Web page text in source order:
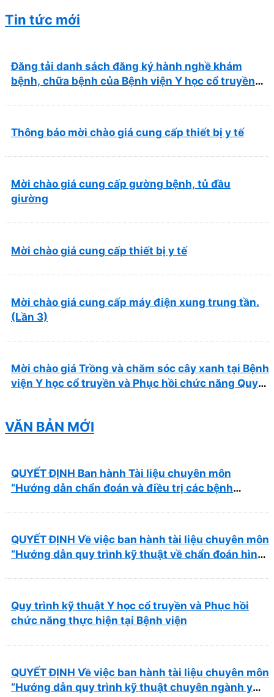
Tin tức mới
Đăng tải danh sách đăng ký hành nghề khám
bệnh, chữa bệnh của Bệnh viện Y học cổ truyền
Thông báo mời chào giá cung cấp thiết bị y tế
Mời chào giá cung cấp gường bệnh, tủ đầu
giường
Mời chào giá cung cấp thiết bị y tế
Mời chào giá cung cấp máy điện xung trung tần.
(Lần 3)
Mời chào giá Trồng và chăm sóc cây xanh tại Bệnh
viện Y học cổ truyền và Phục hồi chức năng Quy
VĂN BẢN MỚI
QUYẾT ĐỊNH Ban hành Tài liệu chuyên môn
“Hướng dẫn chẩn đoán và điều trị các bệnh
QUYẾT ĐỊNH Về việc ban hành tài liệu chuyên môn
“Hướng dẫn quy trình kỹ thuật về chẩn đoán hình
Quy trình kỹ thuật Y học cổ truyền và Phục hồi
chức năng thực hiện tại Bệnh viện
QUYẾT ĐỊNH Về việc ban hành tài liệu chuyên môn
“Hướng dẫn quy trình kỹ thuật chuyên ngành y